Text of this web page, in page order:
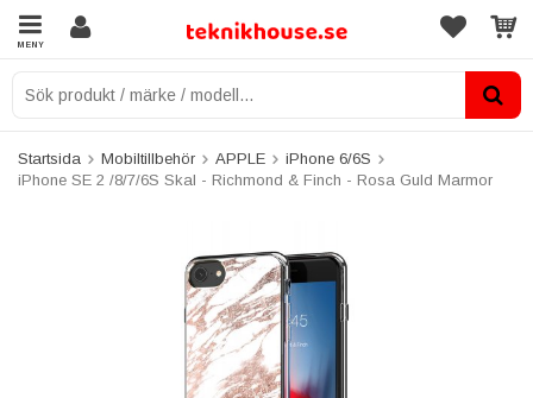
MENY
Startsida Mobiltillbehör APPLE
iPhone 6/6S
iPhone SE 2 /8/7/6S Skal - Richmond & Finch - Rosa Guld Marmor